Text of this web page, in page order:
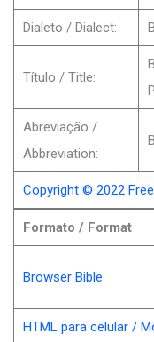
Dialeto / Dialect:
Título / Title:
Abreviação /
Abbreviation:
Copyright © 2022
Formato / Format
Browser Bible
HTML para celular /